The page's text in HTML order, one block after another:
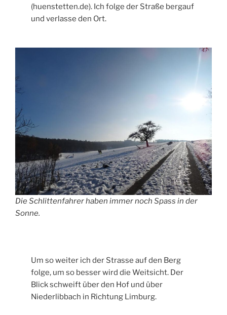
(huenstetten.de). Ich folge der Straße bergauf
und verlasse den Ort.
Die Schlittenfahrer haben immer noch Spass in der
Sonne.
Um so weiter ich der Strasse auf den Berg
folge, um so besser wird die Weitsicht. Der
Blick schweift über den Hof und über
Niederlibbach in Richtung Limburg.